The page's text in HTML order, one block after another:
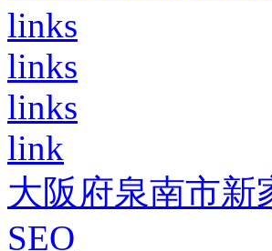
links
links
links
link
大阪府泉南市新
SEO